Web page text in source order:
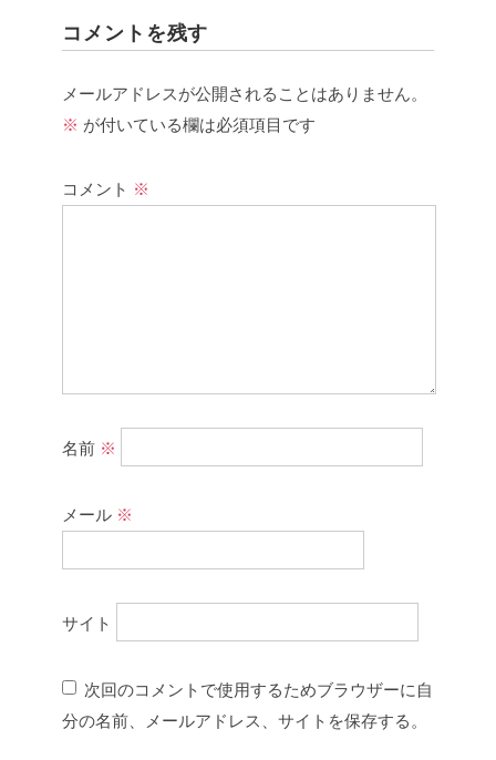
コメントを残す
メールアドレスが公開されることはありません。
※ が付いている欄は必須項目です
コメント ※
名前 ※
メール ※
サイト
次回のコメントで使用するためブラウザーに自
分の名前、メールアドレス、サイトを保存する。